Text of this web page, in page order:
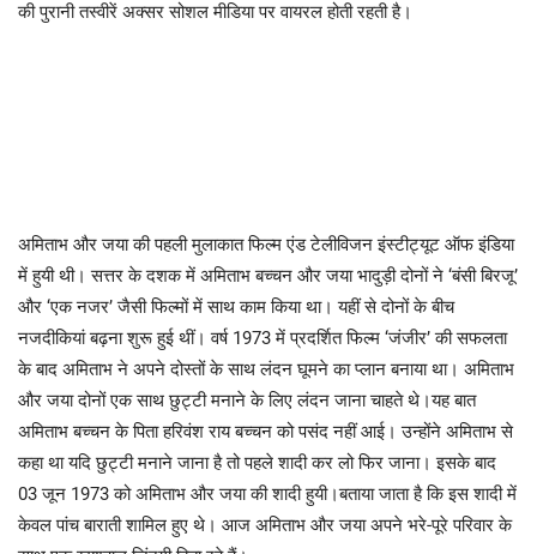
की पुरानी तस्वीरें अक्सर सोशल मीडिया पर वायरल होती रहती है।
अमिताभ और जया की पहली मुलाकात फिल्म एंड टेलीविजन इंस्टीट्यूट ऑफ इंडिया
में हुयी थी। सत्तर के दशक में अमिताभ बच्चन और जया भादुड़ी दोनों ने ‘बंसी बिरजू’
और ‘एक नजर’ जैसी फिल्मों में साथ काम किया था। यहीं से दोनों के बीच
नजदीकियां बढ़ना शुरू हुई थीं। वर्ष 1973 में प्रदर्शित फिल्म ‘जंजीर’ की सफलता
के बाद अमिताभ ने अपने दोस्तों के साथ लंदन घूमने का प्लान बनाया था। अमिताभ
और जया दोनों एक साथ छुट्टी मनाने के लिए लंदन जाना चाहते थे।यह बात
अमिताभ बच्चन के पिता हरिवंश राय बच्चन को पसंद नहीं आई। उन्होंने अमिताभ से
कहा था यदि छुट्टी मनाने जाना है तो पहले शादी कर लो फिर जाना। इसके बाद
03 जून 1973 को अमिताभ और जया की शादी हुयी।बताया जाता है कि इस शादी में
केवल पांच बाराती शामिल हुए थे। आज अमिताभ और जया अपने भरे-पूरे परिवार के